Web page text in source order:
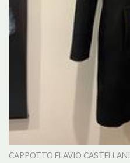
CAPPOTTO FLAVIO CASTELLANI